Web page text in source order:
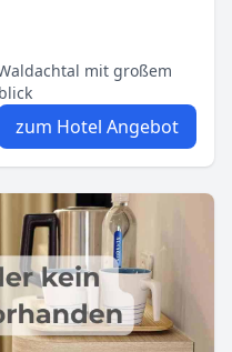
mit großem
zum Hotel Angebot